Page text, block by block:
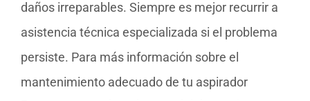
daños irreparables. Siempre es mejor recurrir a
asistencia técnica especializada si el problema
persiste. Para más información sobre el
mantenimiento adecuado de tu aspirador